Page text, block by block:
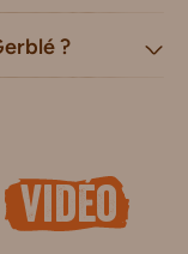
?
vidéo